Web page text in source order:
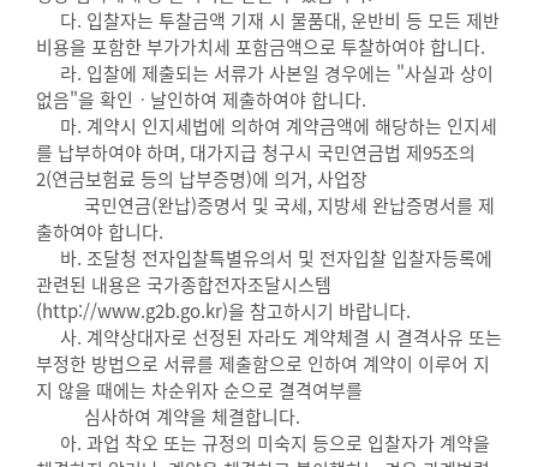
다. 입찰자는 투찰금액 기재 시 물품대, 운반비 등 모든 제반
비용을 포함한 부가가치세 포함금액으로 투찰하여야 합니다.
라. 입찰에 제출되는 서류가 사본일 경우에는 "사실과 상이
없음"을 확인ㆍ날인하여 제출하여야 합니다.
마. 계약시 인지세법에 의하여 계약금액에 해당하는 인지세
를 납부하여야 하며, 대가지급 청구시 국민연금법 제95조의
2(연금보험료 등의 납부증명)에 의거, 사업장
국민연금(완납)증명서 및 국세, 지방세 완납증명서를 제
출하여야 합니다.
바. 조달청 전자입찰특별유의서 및 전자입찰 입찰자등록에
관련된 내용은 국가종합전자조달시스템
(http://www.g2b.go.kr)을 참고하시기 바랍니다.
사. 계약상대자로 선정된 자라도 계약체결 시 결격사유 또는
부정한 방법으로 서류를 제출함으로 인하여 계약이 이루어 지
지 않을 때에는 차순위자 순으로 결격여부를
심사하여 계약을 체결합니다.
아. 과업 착오 또는 규정의 미숙지 등으로 입찰자가 계약을